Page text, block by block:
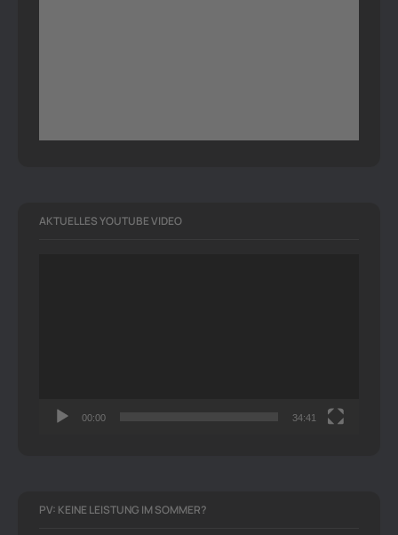
AKTUELLES YOUTUBE VIDEO
00:00 34:41
PV: KEINE LEISTUNG IM SOMMER?